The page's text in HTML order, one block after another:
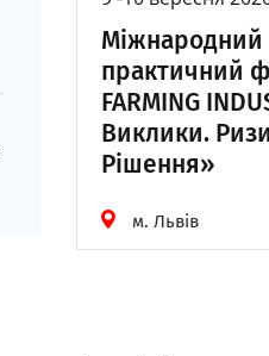
Міжнародний
практичний
FARMING
Виклики.
Рішення»
м. Львів